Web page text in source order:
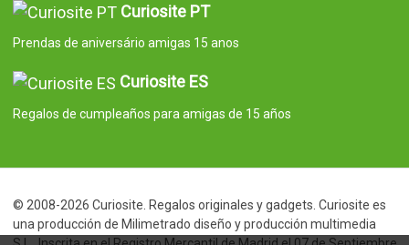
Curiosite PT
Prendas de aniversário amigas 15 anos
Curiosite ES
Regalos de cumpleaños para amigas de 15 años
© 2008-2026 Curiosite. Regalos originales y gadgets. Curiosite es
una producción de Milimetrado diseño y producción multimedia